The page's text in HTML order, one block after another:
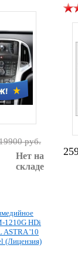
руб.
Нет на
складе
1210G HDi
ASTRA '10
(Лицензия)